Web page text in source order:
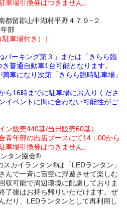
車場引換券はつきません。
都留郡山中湖村平野４７９−２
部
車場付き）］
ーキング第３」または「きらら臨
普通自動車1台可能となります。
車になり次第「きらら臨時駐車場」
ら16時までに駐車場にお入りくださ
イベントに間に合わない可能性がご
ン販売440基/当日販売60基）
青年部の出店ブースにて14：00から
車場引換券はつきません。
ンタン協会®
カイランタン®は「LEDランタン」
んで一斉に宙空に浮遊させて楽しむ
収可能で周辺環境に配慮しておりま
了後はお持ち帰りいただけます。ぜ
だり、LEDランタンとして再利用し